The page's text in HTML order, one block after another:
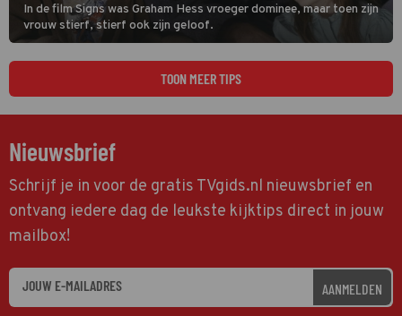
In de film Signs was Graham Hess vroeger dominee, maar toen zijn
vrouw stierf, stierf ook zijn geloof.
TOON MEER TIPS
Nieuwsbrief
Schrijf je in voor de gratis TVgids.nl nieuwsbrief en
ontvang iedere dag de leukste kijktips direct in jouw
mailbox!
AANMELDEN